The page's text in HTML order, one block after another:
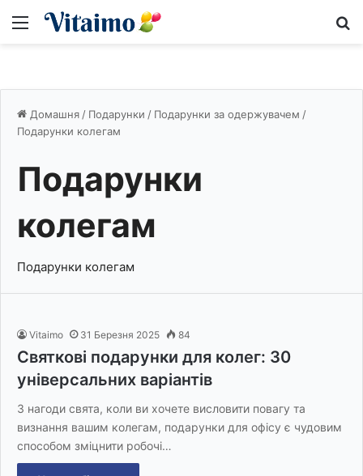
Меню
Домашня / Подарунки / Подарунки за одержувачем /
Подарунки колегам
Подарунки
колегам
Подарунки колегам
Vitaimo 31 Березня 2025 84
Святкові подарунки для колег: 30
універсальних варіантів
З нагоди свята, коли ви хочете висловити повагу та
визнання вашим колегам, подарунки для офісу є чудовим
способом зміцнити робочі…